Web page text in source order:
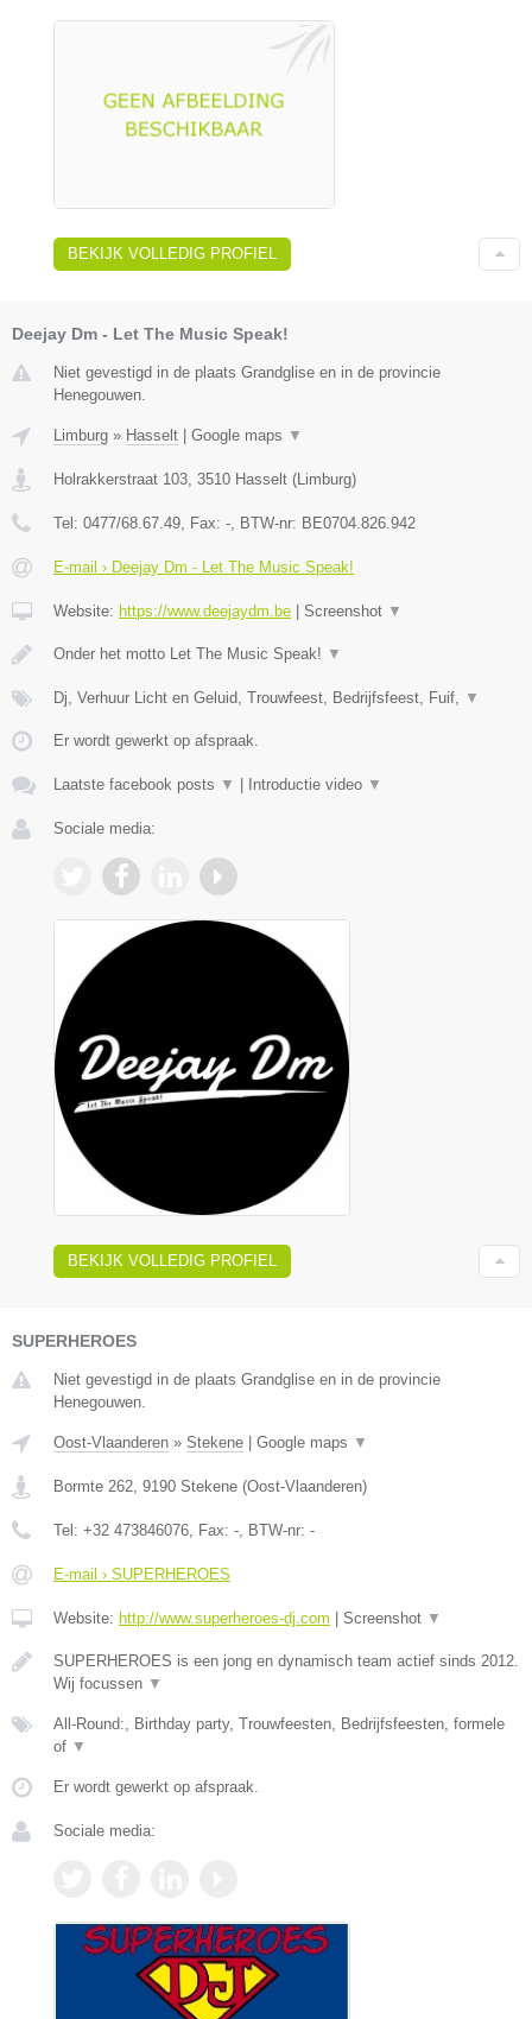
BEKIJK VOLLEDIG PROFIEL
Deejay Dm - Let The Music Speak!
Niet gevestigd in de plaats Grandglise en in de provincie
Henegouwen.
Limburg » Hasselt | Google maps ▼
Holrakkerstraat 103 3510 Hasselt (Limburg)
Tel: 0477/68.67.49 , Fax: - , BTW-nr: BE0704.826.942
E-mail › Deejay Dm - Let The Music Speak!
Website: https://www.deejaydm.be | Screenshot ▼
Onder het motto Let The Music Speak! ▼
Dj, Verhuur Licht en Geluid, Trouwfeest, Bedrijfsfeest, Fuif, ▼
Er wordt gewerkt op afspraak.
Laatste facebook posts ▼ | Introductie video ▼
Sociale media:
BEKIJK VOLLEDIG PROFIEL
SUPERHEROES
Niet gevestigd in de plaats Grandglise en in de provincie
Henegouwen.
Oost-Vlaanderen » Stekene | Google maps ▼
Bormte 262 9190 Stekene (Oost-Vlaanderen)
Tel: +32 473846076 , Fax: - , BTW-nr: -
E-mail › SUPERHEROES
Website: http://www.superheroes-dj.com | Screenshot ▼
SUPERHEROES is een jong en dynamisch team actief sinds 2012.
Wij focussen ▼
All-Round:, Birthday party, Trouwfeesten, Bedrijfsfeesten, formele
of ▼
Er wordt gewerkt op afspraak.
Sociale media: